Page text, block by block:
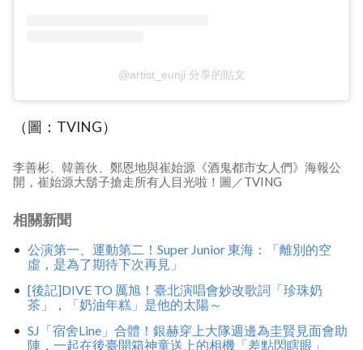
@artist_eunji 分享的貼文
（圖：TVING）
李善彬、韓善伙、鄭恩地與崔始源《酒鬼都市女人們》海報公
開，崔始源大鬍子搶走所有人目光啦！圖／TVING
相關新聞
公演第一、運動第二！Super Junior 東海：「離別的空
虛，是為了期待下次再見」
[後記]DIVE TO 厲旭！臺北演唱會妙改歌詞「珍珠奶
茶」，「奶油年糕」是他的太陽～
SJ「宿舍Line」合體！銀赫穿上大隊週邊為圭賢見面會助
陣，一起在後臺開箱神童送上的相機「差點閃瞎眼」